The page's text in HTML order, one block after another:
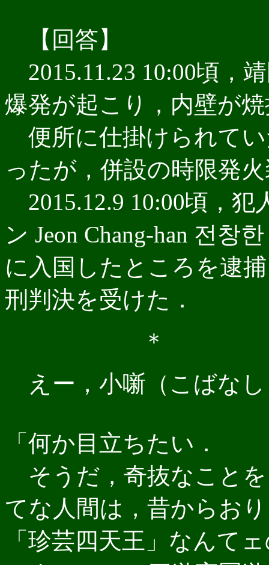
【回答】
2015.11.23 10:00頃，
爆発が起こり，内壁が
便所に仕掛けられて
ったが，併設の時限発
2015.12.9 10:00頃，
ン Jeon Chang-han 전창
に入国したところを逮
刑判決を受けた．
＊
えー，小噺（こばなし
「何か目立ちたい．
そうだ，奇抜なこと
てな人間は，昔からお
「珍芸四天王」なんて